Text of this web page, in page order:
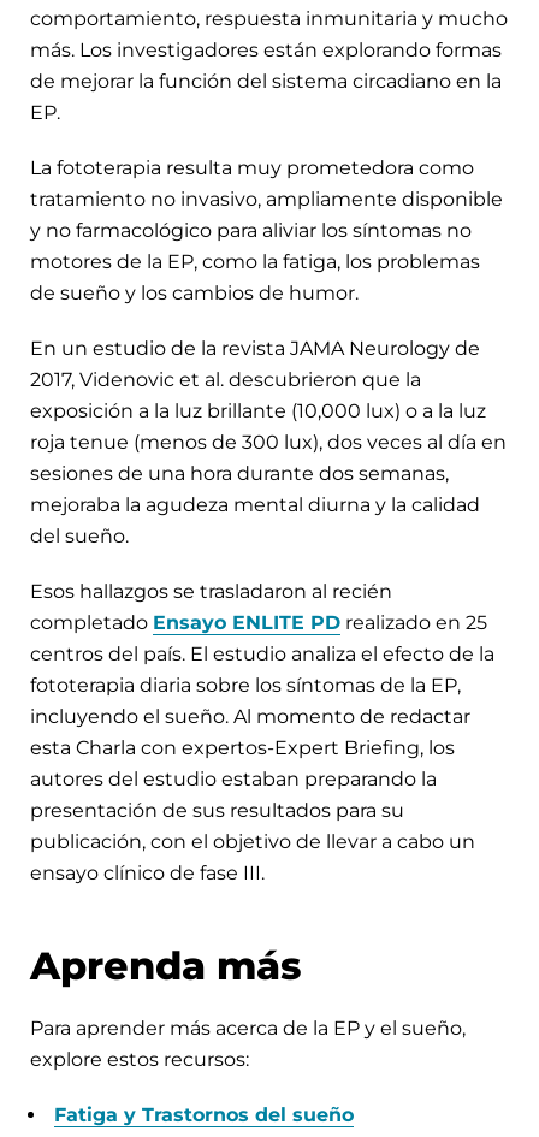
comportamiento, respuesta inmunitaria y mucho
más. Los investigadores están explorando formas
de mejorar la función del sistema circadiano en la
EP.
La fototerapia resulta muy prometedora como
tratamiento no invasivo, ampliamente disponible
y no farmacológico para aliviar los síntomas no
motores de la EP, como la fatiga, los problemas
de sueño y los cambios de humor.
En un estudio de la revista JAMA Neurology de
2017, Videnovic et al. descubrieron que la
exposición a la luz brillante (10,000 lux) o a la luz
roja tenue (menos de 300 lux), dos veces al día en
sesiones de una hora durante dos semanas,
mejoraba la agudeza mental diurna y la calidad
del sueño.
Esos hallazgos se trasladaron al recién
completado Ensayo ENLITE PD realizado en 25
centros del país. El estudio analiza el efecto de la
fototerapia diaria sobre los síntomas de la EP,
incluyendo el sueño. Al momento de redactar
esta Charla con expertos-Expert Briefing, los
autores del estudio estaban preparando la
presentación de sus resultados para su
publicación, con el objetivo de llevar a cabo un
ensayo clínico de fase III.
Aprenda más
Para aprender más acerca de la EP y el sueño,
explore estos recursos:
Fatiga y Trastornos del sueño